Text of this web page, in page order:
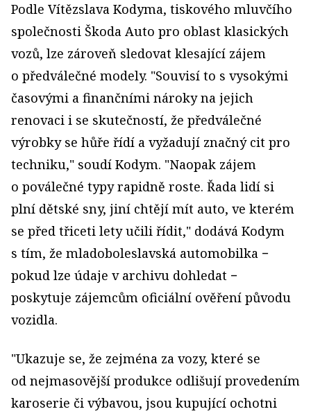
Podle Vítězslava Kodyma, tiskového mluvčího
společnosti Škoda Auto pro oblast klasických
vozů, lze zároveň sledovat klesající zájem
o předválečné modely. "Souvisí to s vysokými
časovými a finančními nároky na jejich
renovaci i se skutečností, že předválečné
výrobky se hůře řídí a vyžadují značný cit pro
techniku," soudí Kodym. "Naopak zájem
o poválečné typy rapidně roste. Řada lidí si
plní dětské sny, jiní chtějí mít auto, ve kterém
se před třiceti lety učili řídit," dodává Kodym
s tím, že mladoboleslavská automobilka −
pokud lze údaje v archivu dohledat −
poskytuje zájemcům oficiální ověření původu
vozidla.
"Ukazuje se, že zejména za vozy, které se
od nejmasovější produkce odlišují provedením
karoserie či výbavou, jsou kupující ochotni